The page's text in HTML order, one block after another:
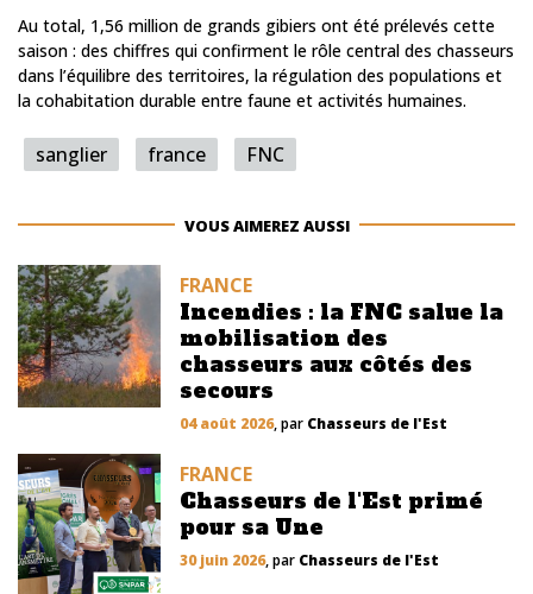
Au total, 1,56 million de grands gibiers ont été prélevés cette
saison : des chiffres qui confirment le rôle central des chasseurs
dans l’équilibre des territoires, la régulation des populations et
la cohabitation durable entre faune et activités humaines.
sanglier france FNC
VOUS AIMEREZ AUSSI
FRANCE
Incendies : la FNC salue la
mobilisation des
chasseurs aux côtés des
secours
04 août 2026, par Chasseurs de l'Est
FRANCE
Chasseurs de l'Est primé
pour sa Une
30 juin 2026, par Chasseurs de l'Est